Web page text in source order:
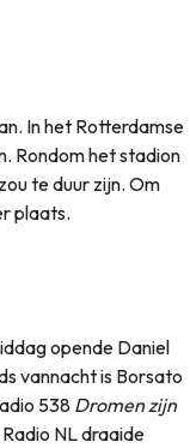
In het Rotterdamse
Rondom het stadion
te duur zijn. Om
plaats.
opende Daniel
vannacht is Borsato
538 Dromen zijn
NL draaide